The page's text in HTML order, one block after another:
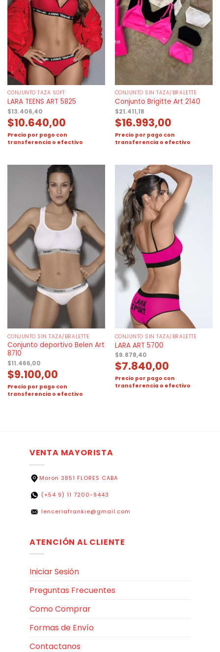
CONJUNTO TAZA SOFT
LARA TEENS ART 5825
$13.406,40
$10.640,00
Precio por pago con
transferencia o efectivo
CONJUNTO SIN TAZA/BRALETTE
Conjunto Brigitte Art 2140
$21.411,18
$16.993,00
Precio por pago con
transferencia o efectivo
CONJUNTO SIN TAZA/BRALETTE
Conjunto deportivo Belen Art
8710
$11.466,00
$9.100,00
Precio por pago con
transferencia o efectivo
CONJUNTO SIN TAZA/BRALETTE
LARA ART 5700
$9.878,40
$7.840,00
Precio por pago con
transferencia o efectivo
VENTA MAYORISTA
Moron 3851 FLORES CABA
(+54 9) 11 7200-9443
lenceriafrankie@gmail.com
ATENCIÓN AL CLIENTE
Iniciar Sesión
Preguntas Frecuentes
Como Comprar
Formas de Envío
Contactanos